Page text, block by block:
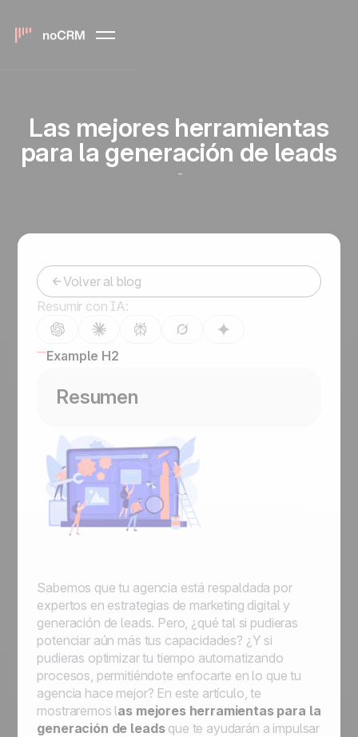
Las mejores herramientas
para la generación de leads
-
Volver al blog
Resumir con IA:
Example H2
Resumen
Sabemos que tu agencia está respaldada por
expertos en estrategias de marketing digital y
generación de leads. Pero, ¿qué tal si pudieras
potenciar aún más tus capacidades? ¿Y si
pudieras optimizar tu tiempo automatizando
procesos, permitiéndote enfocarte en lo que tu
agencia hace mejor? En este artículo, te
mostraremos las mejores herramientas para la
generación de leads que te ayudarán a impulsar